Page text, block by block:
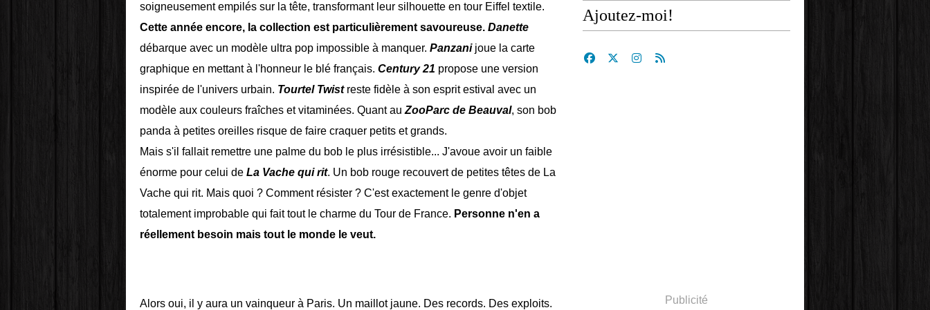
soigneusement empilés sur la tête, transformant leur silhouette en tour Eiffel textile.
Cette année encore, la collection est particulièrement savoureuse. Danette
débarque avec un modèle ultra pop impossible à manquer. Panzani joue la carte
graphique en mettant à l'honneur le blé français. Century 21 propose une version
inspirée de l'univers urbain. Tourtel Twist reste fidèle à son esprit estival avec un
modèle aux couleurs fraîches et vitaminées. Quant au ZooParc de Beauval, son bob
panda à petites oreilles risque de faire craquer petits et grands.
Mais s'il fallait remettre une palme du bob le plus irrésistible... J'avoue avoir un faible
énorme pour celui de La Vache qui rit. Un bob rouge recouvert de petites têtes de La
Vache qui rit. Mais quoi ? Comment résister ? C'est exactement le genre d'objet
totalement improbable qui fait tout le charme du Tour de France. Personne n'en a
réellement besoin mais tout le monde le veut.
Alors oui, il y aura un vainqueur à Paris. Un maillot jaune. Des records. Des exploits.
Ajoutez-moi!
Publicité